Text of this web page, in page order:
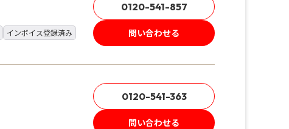
インボイス登録済み
0120-541-857
問い合わせる
0120-541-363
問い合わせる